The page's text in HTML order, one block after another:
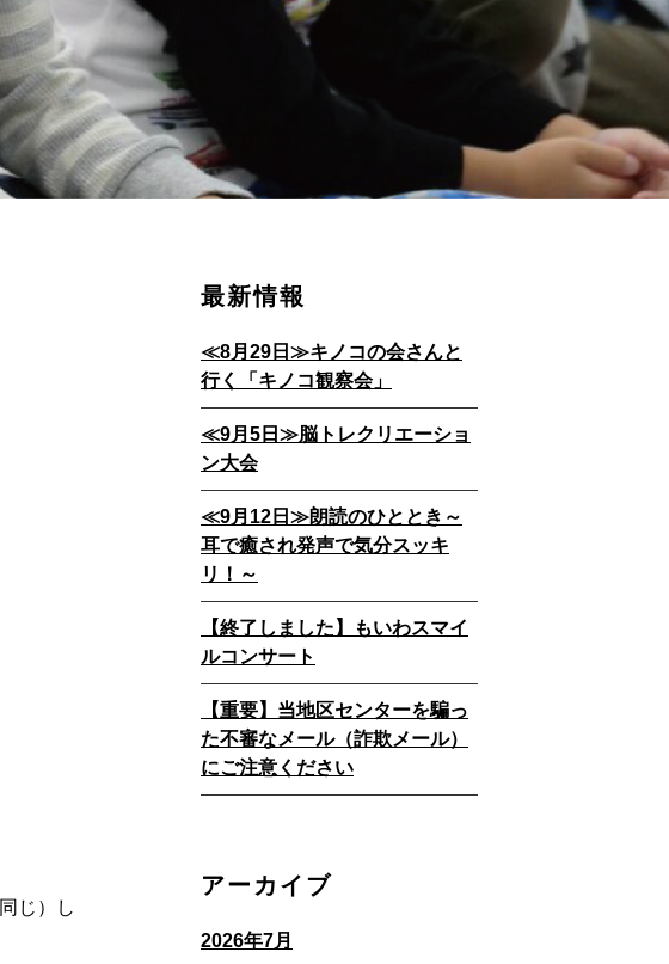
じ）し
最新情報
≪8月29日≫キノコの会さんと
行く「キノコ観察会」
≪9月5日≫脳トレクリエーショ
ン大会
≪9月12日≫朗読のひととき～
耳で癒され発声で気分スッキ
リ！～
【終了しました】もいわスマイ
ルコンサート
【重要】当地区センターを騙っ
た不審なメール（詐欺メール）
にご注意ください
アーカイブ
2026年7月